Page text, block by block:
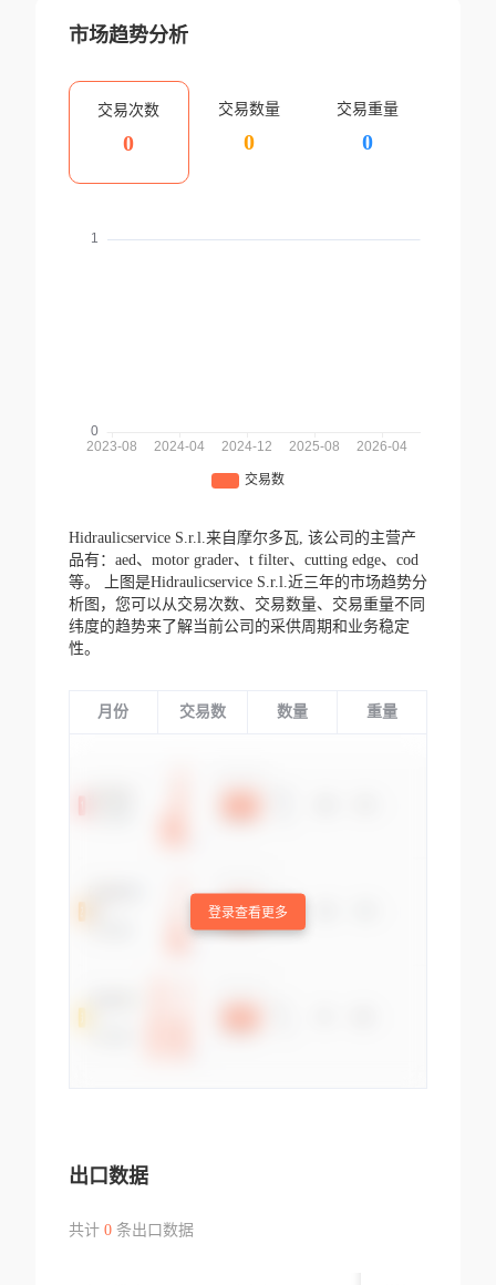
市场趋势分析
交易次数
0
交易数量
0
交易重量
0
Hidraulicservice S.r.l.来自摩尔多瓦, 该公司的主营产
品有：aed、motor grader、t filter、cutting edge、cod
等。
上图是Hidraulicservice S.r.l.近三年的市场趋势分
析图，您可以从交易次数、交易数量、交易重量不同
纬度的趋势来了解当前公司的采供周期和业务稳定
性。
月份 交易数 数量 重量
登录查看更多
出口数据
共计 0条出口数据